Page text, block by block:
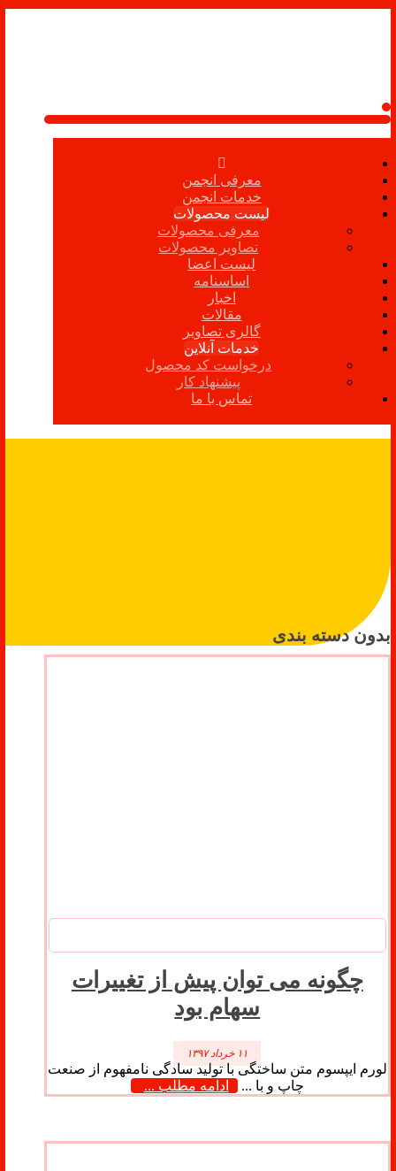
معرفی انجمن
خدمات انجمن
لیست محصولات
معرفی محصولات
تصاویر محصولات
لیست اعضا
اساسنامه
اخبار
مقالات
گالری تصاویر
خدمات آنلاین
درخواست کد محصول
پیشنهاد کار
تماس با ما
بدون دسته بندی
چگونه می توان پیش از تغییرات
سهام بود
۱۱ خرداد ۱۳۹۷
لورم ایپسوم متن ساختگی با تولید سادگی نامفهوم از صنعت
چاپ و با ...
ادامه مطلب ...